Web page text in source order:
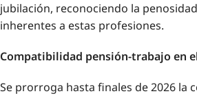
jubilación, reconociendo la
inherentes a estas profesiones.
Compatibilidad pensión-trabajo en
Se prorroga hasta finales de 2026 la